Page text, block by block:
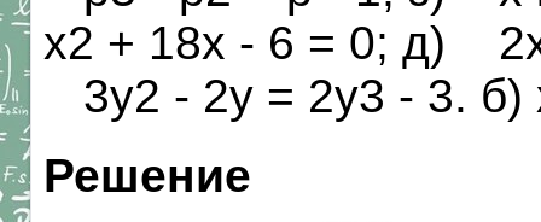
х2 + 18х - 6 = 0; д)
3у2 - 2у = 2у3 - 3. б)
Решение